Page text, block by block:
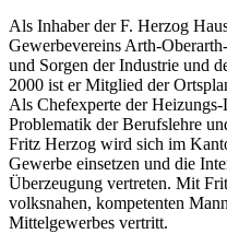
Als Inhaber der F. Herzog
Gewerbevereins Arth-
und Sorgen der Industrie und
2000 ist er Mitglied der
Als Chefexperte der
Problematik der Berufslehre
Fritz Herzog wird sich im
Gewerbe einsetzen und die
Überzeugung vertreten. Mit
volksnahen, kompetenten
Mittelgewerbes vertritt.